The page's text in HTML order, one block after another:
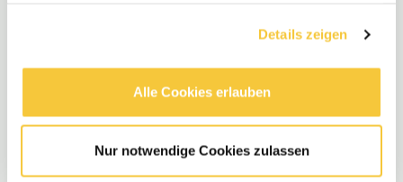
Details zeigen
Alle Cookies erlauben
Nur notwendige Cookies zulassen
Entlohnung und finanzielle
Aspekte
für die Arbeitsbedingungen. Es ist wichtig, dass du dich
über die Gehälter in deiner Region informierst, um
sicherzustellen, dass du für deine wertvolle Arbeit